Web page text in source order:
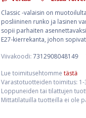
Classic -valaisin on
posliininen runko ja lasinen
sopii parhaiten
E27-kierrekanta, johon
Viivakoodi: 7312908048149
Lue toimitusehtomme tästä
Varastotuotteiden toimitus: 1-
Loppuneiden tai tilattujen
Mittatilatuilla tuotteilla ei ole